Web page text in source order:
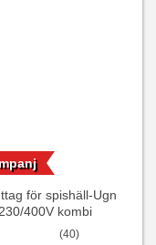
för spishäll-Ugn
230/400V kombi
(40)